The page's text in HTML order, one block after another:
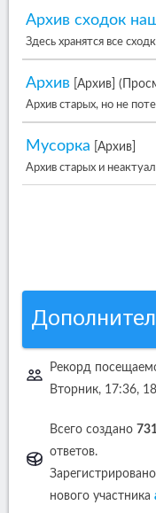
Архив сходок
Здесь хранятся все
Архив [Архив]
Архив старых, но не
Мусорка [Архив]
Архив старых и
Рекорд
Вторник, 17:36,
Всего создано
ответов.
Зарегистрировано
нового участника